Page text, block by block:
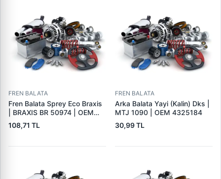
FREN BALATA
Fren Balata Sprey Eco Braxis
| BRAXIS BR 50974 | OEM
BALATA SPREYI
108,71 TL
FREN BALATA
Arka Balata Yayi (Kalin) Dks |
MTJ 1090 | OEM 4325184
30,99 TL